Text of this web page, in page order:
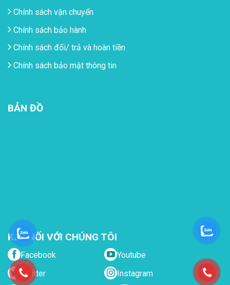
Chính sách vận chuyển
Chính sách bảo hành
Chính sách đối/ trả và hoàn tiền
Chính sách bảo mật thông tin
BẢN ĐỒ
KẾT NỐI VỚI CHÚNG TÔI
Facebook
Youtube
Twitter
Instagram